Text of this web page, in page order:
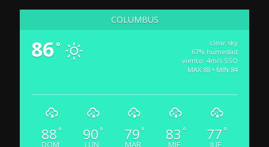
COLUMBUS
86°
clear sky
67% humedad
viento: 4m/s SSO
MAX 88 • MIN 84
88 ° 90 ° 79 ° 83 ° 77 °